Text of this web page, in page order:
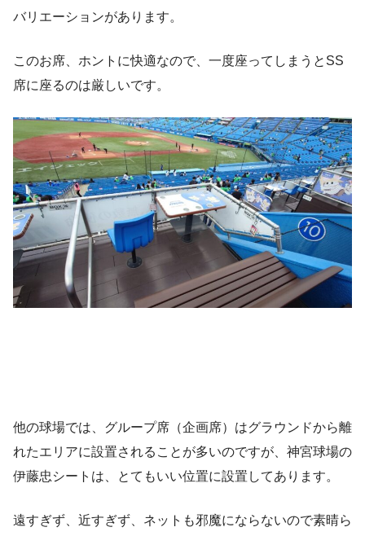
バリエーションがあります。
このお席、ホントに快適なので、一度座ってしまうとSS
席に座るのは厳しいです。
他の球場では、グループ席（企画席）はグラウンドから離
れたエリアに設置されることが多いのですが、神宮球場の
伊藤忠シートは、とてもいい位置に設置してあります。
遠すぎず、近すぎず、ネットも邪魔にならないので素晴ら